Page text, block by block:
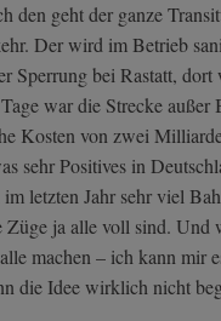
den geht der ganze
Der wird im Betrieb
Sperrung bei Rastatt, dort
war die Strecke außer
Kosten von zwei
sehr Positives in
letzten Jahr sehr viel
Züge ja alle voll sind. Und
machen – ich kann mir
die Idee wirklich nicht